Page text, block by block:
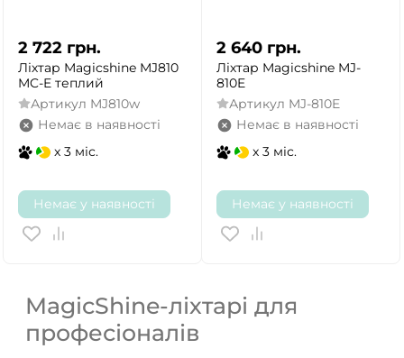
2 722 грн.
Ліхтар Magicshine MJ810
MC-E теплий
Артикул MJ810w
Немає в наявності
x 3 міс.
Немає у наявності
2 640 грн.
Ліхтар Magicshine MJ-
810E
Артикул MJ-810E
Немає в наявності
x 3 міс.
Немає у наявності
MagicShine-ліхтарі для
професіоналів